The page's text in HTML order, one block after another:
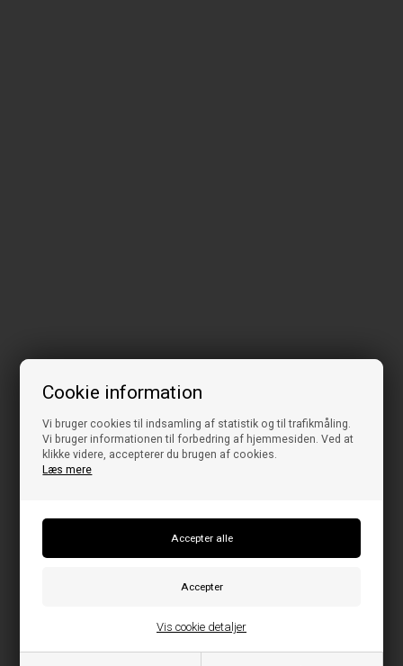
Cookie information
Vi bruger cookies til indsamling af statistik og til trafikmåling.
Vi bruger informationen til forbedring af hjemmesiden. Ved at
klikke videre, accepterer du brugen af cookies.
Læs mere
Vis cookie detaljer